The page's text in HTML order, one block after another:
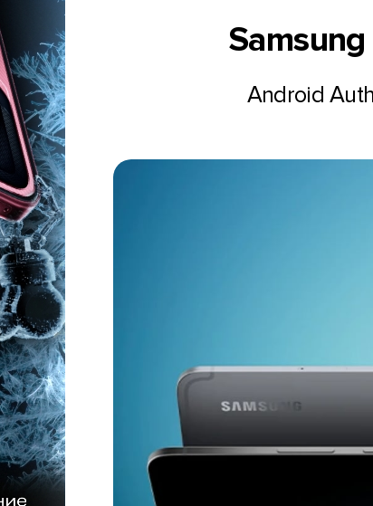
Android